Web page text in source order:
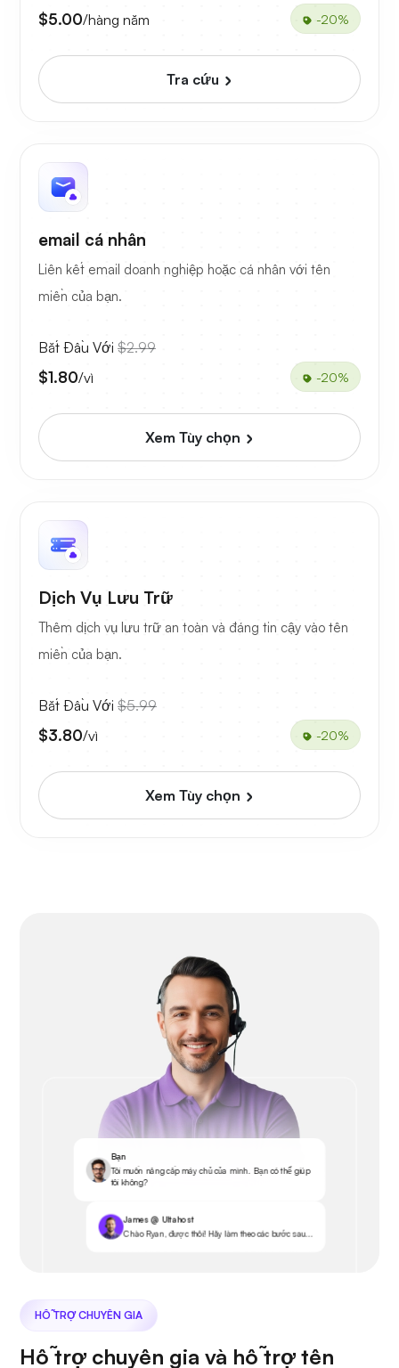
$5.00/hàng năm -20%
Tra cứu
email cá nhân
Liên kết email doanh nghiệp hoặc cá nhân với tên
miền của bạn.
Bắt Đầu Với $2.99
$1.80/vì -20%
Xem Tùy chọn
Dịch Vụ Lưu Trữ
Thêm dịch vụ lưu trữ an toàn và đáng tin cậy vào tên
miền của bạn.
Bắt Đầu Với $5.99
$3.80/vì -20%
Xem Tùy chọn
Bạn
Tôi muốn nâng cấp máy chủ của mình. Bạn có thể giúp
tôi không?
James @ Ultahost
Chào Ryan, được thôi! Hãy làm theo các bước sau...
HỖ TRỢ CHUYÊN GIA
Hỗ trợ chuyên gia và hỗ trợ tên